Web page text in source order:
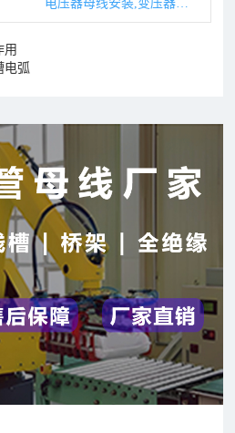
电压器母线安装,变压器母线安装完要做哪些试验
用
电弧